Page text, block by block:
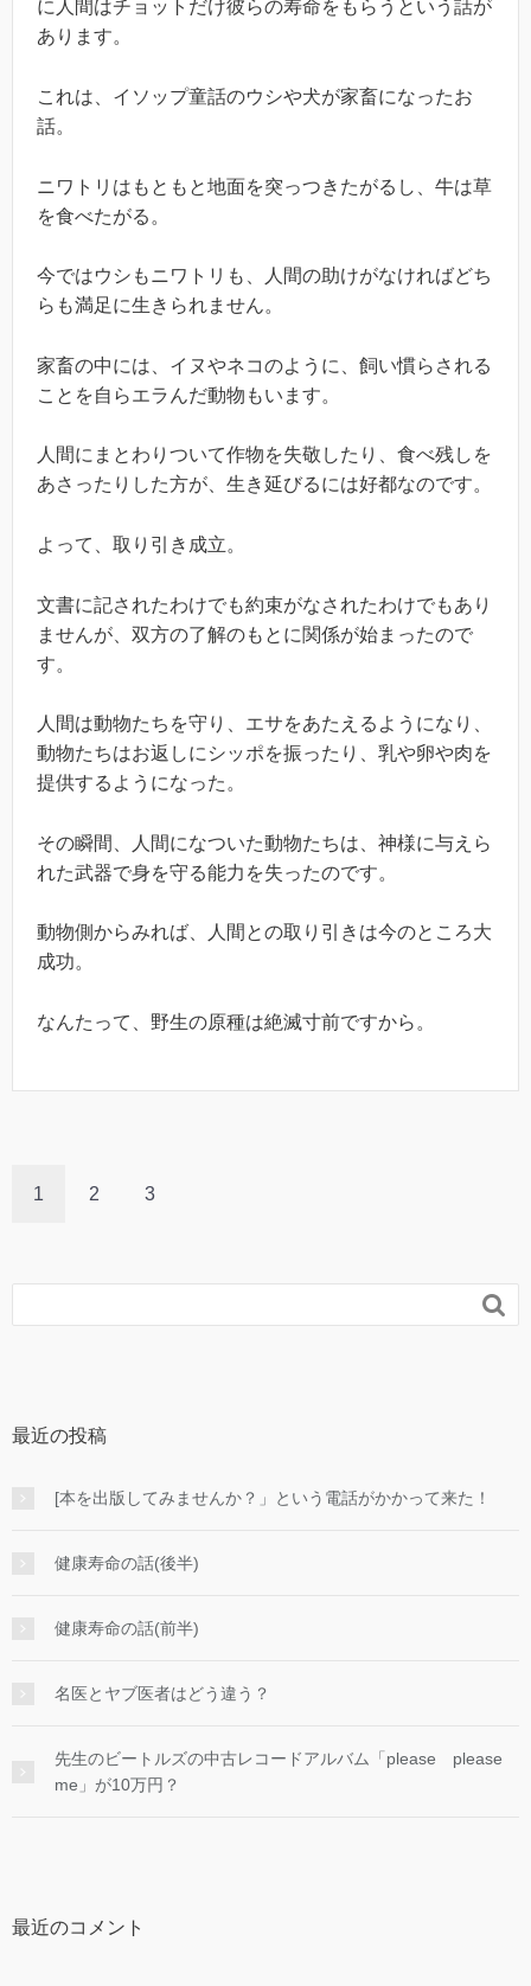
に人間はチョットだけ彼らの寿命をもらうという話が
あります。
これは、イソップ童話のウシや犬が家畜になったお
話。
ニワトリはもともと地面を突っつきたがるし、牛は草
を食べたがる。
今ではウシもニワトリも、人間の助けがなければどち
らも満足に生きられません。
家畜の中には、イヌやネコのように、飼い慣らされる
ことを自らエラんだ動物もいます。
人間にまとわりついて作物を失敬したり、食べ残しを
あさったりした方が、生き延びるには好都なのです。
よって、取り引き成立。
文書に記されたわけでも約束がなされたわけでもあり
ませんが、双方の了解のもとに関係が始まったので
す。
人間は動物たちを守り、エサをあたえるようになり、
動物たちはお返しにシッポを振ったり、乳や卵や肉を
提供するようになった。
その瞬間、人間になついた動物たちは、神様に与えら
れた武器で身を守る能力を失ったのです。
動物側からみれば、人間との取り引きは今のところ大
成功。
なんたって、野生の原種は絶滅寸前ですから。
1 2 3

最近の投稿
[本を出版してみませんか？」という電話がかかって来た！
健康寿命の話(後半)
健康寿命の話(前半)
名医とヤブ医者はどう違う？
先生のビートルズの中古レコードアルバム「please please
me」が10万円？
最近のコメント